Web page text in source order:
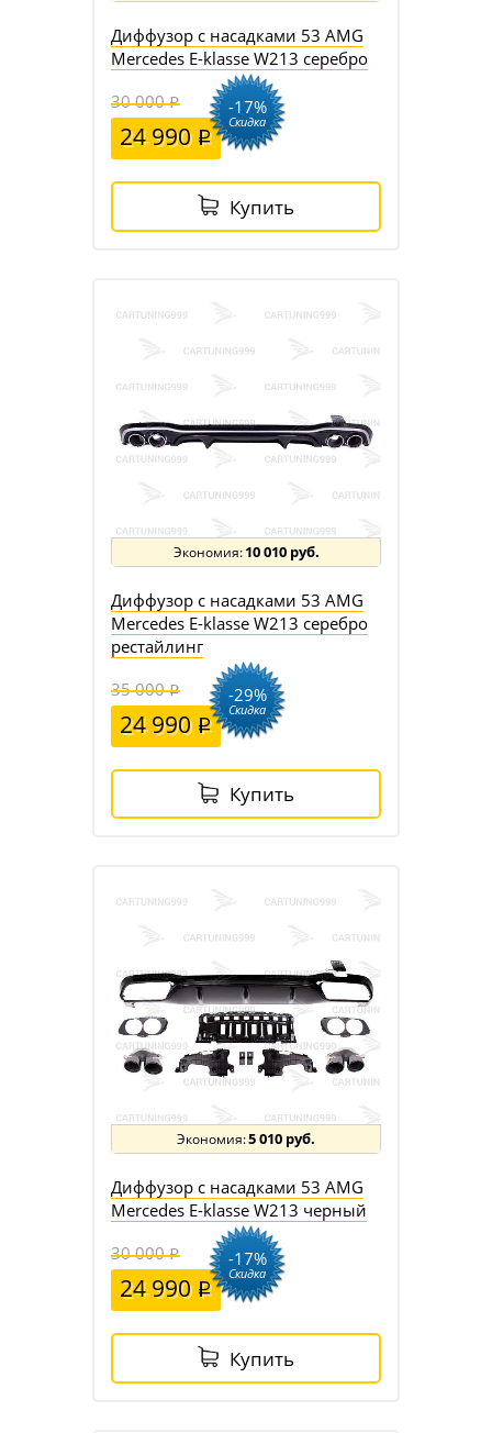
Диффузор с насадками 53 AMG
Mercedes E-klasse W213 серебро
30 000
24 990
-17%
Скидка
Купить
10 010 руб.
Диффузор с насадками 53 AMG
Mercedes E-klasse W213 серебро
рестайлинг
35 000
24 990
-29%
Скидка
Купить
5 010 руб.
Диффузор с насадками 53 AMG
Mercedes E-klasse W213 черный
30 000
24 990
-17%
Скидка
Купить